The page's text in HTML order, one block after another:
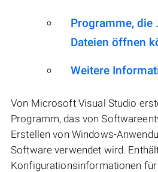
Programme, die
Dateien öffnen
Weitere
Von Microsoft Visual Studio
Programm, das von
Erstellen von Windows-
Software verwendet wird.
Konfigurationsinformationen für